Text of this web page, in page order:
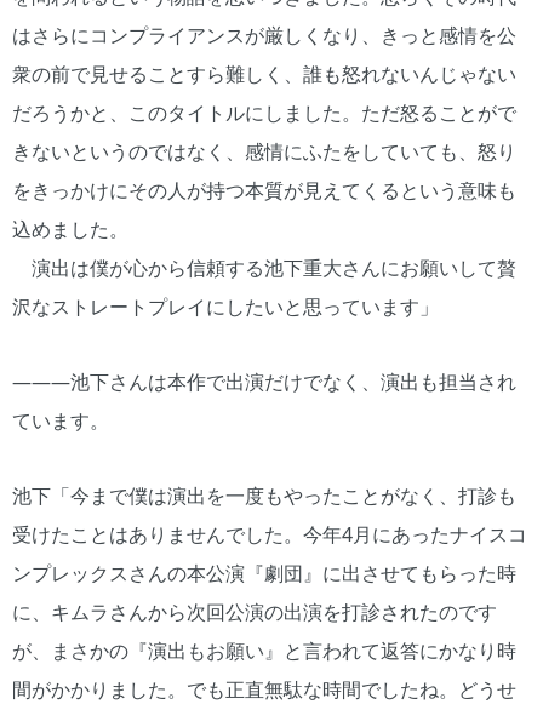
はさらにコンプライアンスが厳しくなり、きっと感情を公
衆の前で見せることすら難しく、誰も怒れないんじゃない
だろうかと、このタイトルにしました。ただ怒ることがで
きないというのではなく、感情にふたをしていても、怒り
をきっかけにその人が持つ本質が見えてくるという意味も
込めました。
演出は僕が心から信頼する池下重大さんにお願いして贅
沢なストレートプレイにしたいと思っています」
―――池下さんは本作で出演だけでなく、演出も担当され
ています。
池下「今まで僕は演出を一度もやったことがなく、打診も
受けたことはありませんでした。今年4月にあったナイスコ
ンプレックスさんの本公演『劇団』に出させてもらった時
に、キムラさんから次回公演の出演を打診されたのです
が、まさかの『演出もお願い』と言われて返答にかなり時
間がかかりました。でも正直無駄な時間でしたね。どうせ